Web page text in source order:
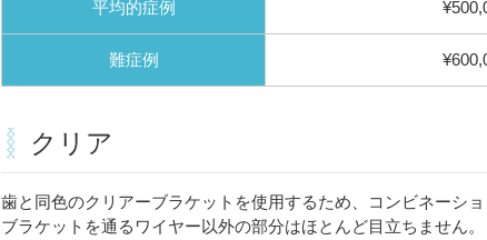
平均的症例
難症例
クリア
歯と同色のクリアーブラケットを使用するため、コンビネーシ
ブラケットを通るワイヤー以外の部分はほとんど目立ちません。